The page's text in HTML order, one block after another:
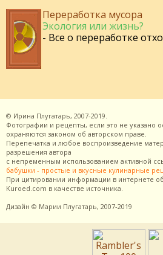
Переработка мусора
Экология или жизнь?
- Все о переработке
© Ирина Плугатарь, 2007-2019.
Фотографии и рецепты, если это не указано
охраняются законом об авторском праве.
Перепечатка и любое воспроизведение
разрешения автора
с непременным использованием активной
бабушки - простые и вкусные кулинарные
При цитировании информации в интернете
Kuroed.com в качестве источника.
Дизайн © Марии Плугатарь, 2007-2019